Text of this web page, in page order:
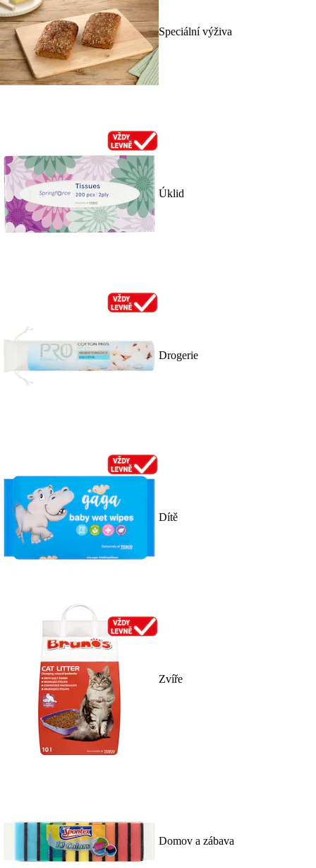
Speciální výživa
Úklid
Drogerie
Dítě
Zvíře
Domov a zábava